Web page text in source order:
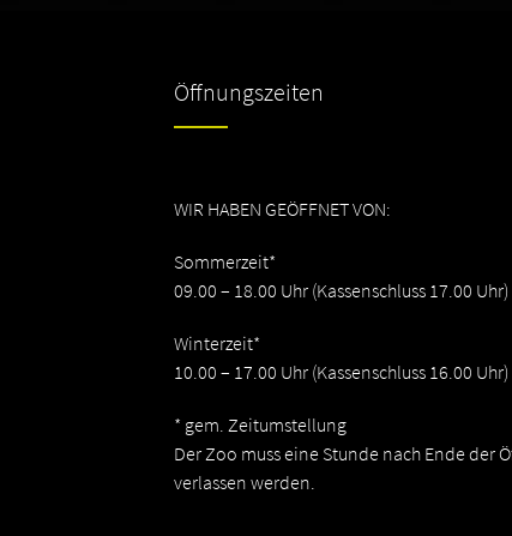
Öffnungszeiten
WIR HABEN GEÖFFNET VON:
Sommerzeit*
09.00 – 18.00 Uhr (Kassenschluss 17.00 Uhr)
Winterzeit*
10.00 – 17.00 Uhr (Kassenschluss 16.00 Uhr)
* gem. Zeitumstellung
Der Zoo muss eine Stunde nach Ende der
verlassen werden.